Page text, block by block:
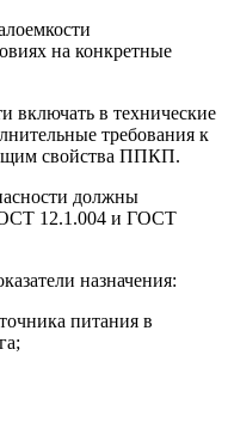
на конкретные
включать в технические
требования к
свойства ППКП.
должны
12.1.004 и ГОСТ
назначения:
питания в